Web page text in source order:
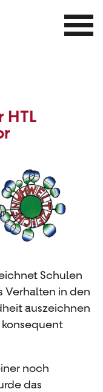
HTL
Schulen
Verhalten in den
auszeichnen
noch
das